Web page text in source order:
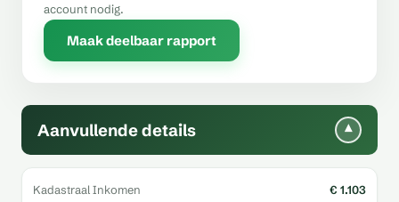
account nodig.
Maak deelbaar rapport
Aanvullende details ▾
Kadastraal Inkomen € 1.103